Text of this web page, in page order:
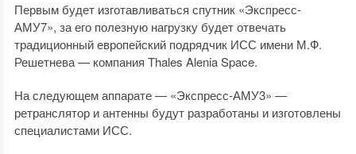
Первым будет изготавливаться спутник «Экспресс-
АМУ7», за его полезную нагрузку будет отвечать
традиционный европейский подрядчик ИСС имени М.Ф.
Решетнева — компания Thales Alenia Space.
На следующем аппарате — «Экспресс-АМУ3» —
ретранслятор и антенны будут разработаны и изготовлены
специалистами ИСС.